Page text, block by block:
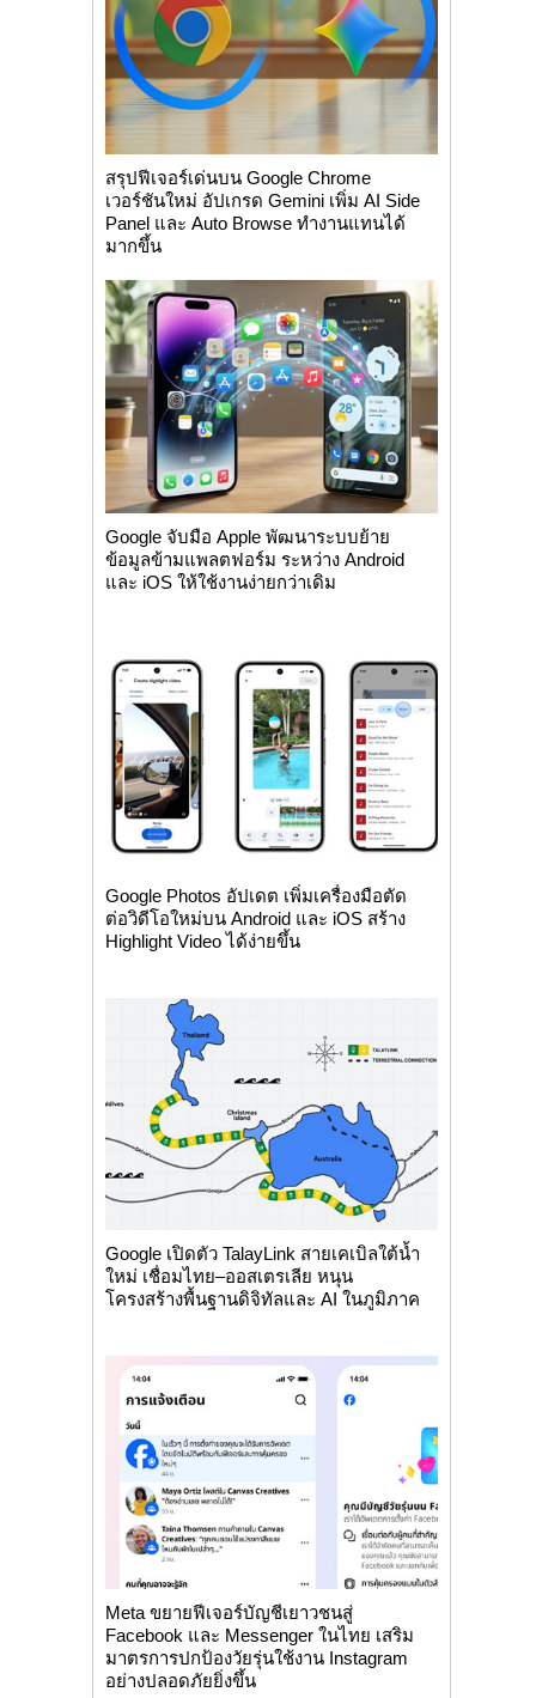
สรุปฟีเจอร์เด่นบน Google Chrome
เวอร์ชันใหม่ อัปเกรด Gemini เพิ่ม AI Side
Panel และ Auto Browse ทำงานแทนได้
มากขึ้น
Google จับมือ Apple พัฒนาระบบย้าย
ข้อมูลข้ามแพลตฟอร์ม ระหว่าง Android
และ iOS ให้ใช้งานง่ายกว่าเดิม
Google Photos อัปเดต เพิ่มเครื่องมือตัด
ต่อวิดีโอใหม่บน Android และ iOS สร้าง
Highlight Video ได้ง่ายขึ้น
Google เปิดตัว TalayLink สายเคเบิลใต้น้ำ
ใหม่ เชื่อมไทย–ออสเตรเลีย หนุน
โครงสร้างพื้นฐานดิจิทัลและ AI ในภูมิภาค
Meta ขยายฟีเจอร์บัญชีเยาวชนสู่
Facebook และ Messenger ในไทย เสริม
มาตรการปกป้องวัยรุ่นใช้งาน Instagram
อย่างปลอดภัยยิ่งขึ้น